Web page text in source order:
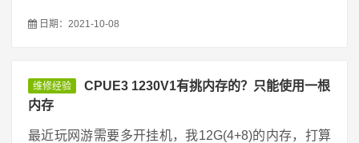
日期：2021-10-08
维修经验
CPUE3 1230V1有挑内存的？只能使用一根
内存
最近玩网游需要多开挂机，我12G(4+8)的内存，打算